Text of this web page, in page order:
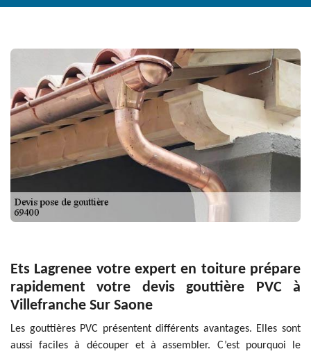
Ets Lagrenee votre expert en toiture prépare
rapidement votre devis gouttière PVC à
Villefranche Sur Saone
Les gouttières PVC présentent différents avantages. Elles sont
aussi faciles à découper et à assembler. C’est pourquoi le